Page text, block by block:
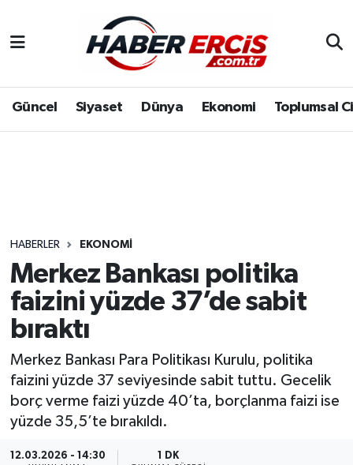
Güncel Siyaset Dünya Ekonomi Toplumsal
HABERLER EKONOMI
Merkez Bankası politika
faizini yüzde 37’de sabit
bıraktı
Merkez Bankası Para Politikası Kurulu, politika
faizini yüzde 37 seviyesinde sabit tuttu. Gecelik
borç verme faizi yüzde 40’ta, borçlanma faizi ise
yüzde 35,5’te bırakıldı.
12.03.2026 - 14:30 1 DK